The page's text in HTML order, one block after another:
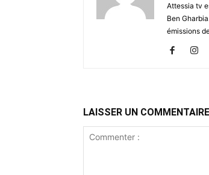
Attessia tv
Ben
émissions
LAISSER UN COMMENTAIRE